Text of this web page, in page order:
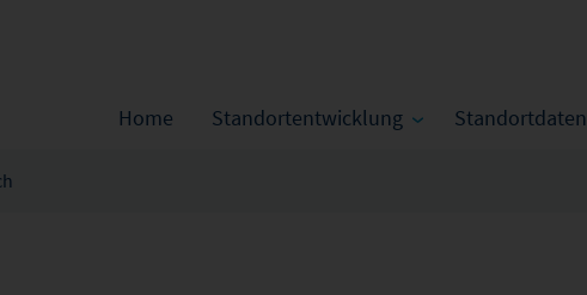
Home Standortentwicklung Standortdaten